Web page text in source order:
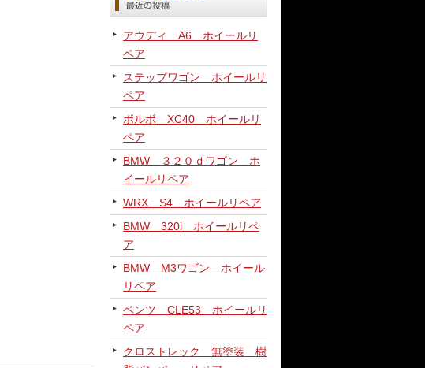
アウディ A6 ホイールリ
ペア
ステップワゴン ホイールリ
ペア
ボルボ XC40 ホイールリ
ペア
BMW ３２０ｄワゴン ホ
イールリペア
WRX S4 ホイールリペア
BMW 320i ホイールリペ
ア
BMW M3ワゴン ホイール
リペア
ベンツ CLE53 ホイールリ
ペア
クロストレック 無塗装 樹